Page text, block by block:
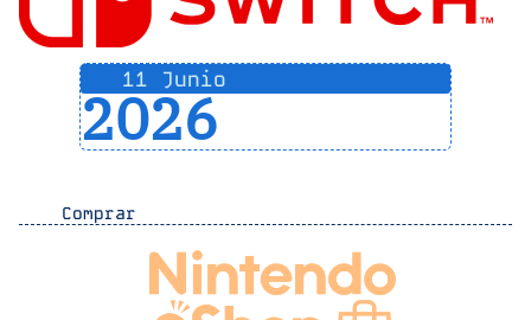
11 Junio
2026
Comprar